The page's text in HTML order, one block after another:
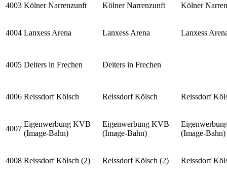
4003 Kölner Narrenzunft Kölner Narrenzunft Kölner
4004 Lanxess Arena Lanxess Arena Lanxess
4005 Deiters in Frechen Deiters in Frechen
4006 Reissdorf Kölsch Reissdorf Kölsch Reissdorf
4007
Eigenwerbung KVB
(Image-Bahn)
Eigenwerbung KVB
(Image-Bahn)
(Image-Bahn)
4008 Reissdorf Kölsch (2) Reissdorf Kölsch (2) Reissdorf